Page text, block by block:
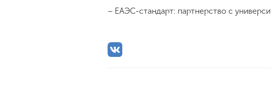
– ЕАЭС-стандарт: партнерство с